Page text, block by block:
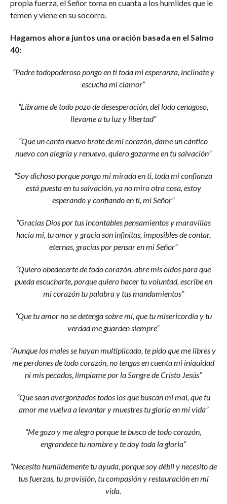
propia fuerza, el Señor toma en cuanta a los humildes que le
temen y viene en su socorro.
Hagamos ahora juntos una oración basada en el Salmo
40:
“Padre todopoderoso pongo en ti toda mi esperanza, inclínate y
escucha mi clamor”
“Líbrame de todo pozo de desesperación, del lodo cenagoso,
llevame a tu luz y libertad”
“Que un canto nuevo brote de mi corazón, dame un cántico
nuevo con alegría y renuevo, quiero gozarme en tu salvación”
“Soy dichoso porque pongo mi mirada en ti, toda mi confianza
está puesta en tu salvación, ya no miro otra cosa, estoy
esperando y confiando en ti, mi Señor”
“Gracias Dios por tus incontables pensamientos y maravillas
hacia mi, tu amor y gracia son infinitas, imposibles de contar,
eternas, gracias por pensar en mi Señor”
“Quiero obedecerte de todo corazón, abre mis oídos para que
pueda escucharte, porque quiero hacer tu voluntad, escribe en
mi corazón tu palabra y tus mandamientos”
“Que tu amor no se detenga sobre mi, que tu misericordia y tu
verdad me guarden siempre”
“Aunque los males se hayan multiplicado, te pido que me libres y
me perdones de todo corazón, no tengas en cuenta mi iniquidad
ni mis pecados, límpiame por la Sangre de Cristo Jesús”
“Que sean avergonzados todos los que buscan mi mal, que tu
amor me vuelva a levantar y muestres tu gloria en mi vida”
“Me gozo y me alegro porque te busco de todo corazón,
engrandece tu nombre y te doy toda la gloria”
“Necesito humildemente tu ayuda, porque soy débil y necesito de
tus fuerzas, tu provisión, tu compasión y restauración en mi
vida.